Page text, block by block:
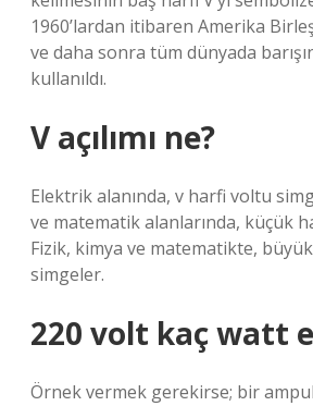
1960’lardan itibaren Amerika
ve daha sonra tüm dünyada
kullanıldı.
V açılımı ne?
Elektrik alanında, v harfi voltu
ve matematik alanlarında, küçük
Fizik, kimya ve matematikte,
simgeler.
220 volt kaç watt
Örnek vermek gerekirse; bir